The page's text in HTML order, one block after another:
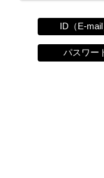
ID（E-mail
パスワー